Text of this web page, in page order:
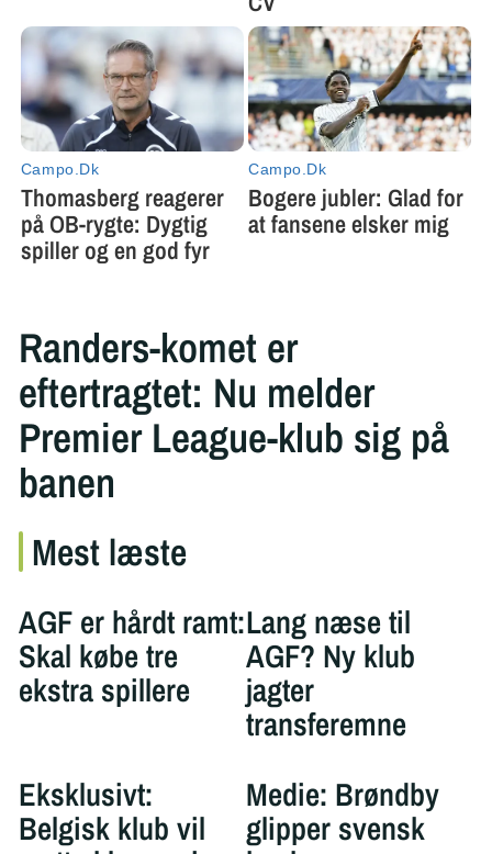
Randers-komet er
eftertragtet: Nu melder
Premier League-klub sig på
banen
Mest læste
AGF er hårdt ramt:
Skal købe tre
ekstra spillere
Lang næse til
AGF? Ny klub
jagter
transferemne
Eksklusivt:
Belgisk klub vil
Medie: Brøndby
glipper svensk